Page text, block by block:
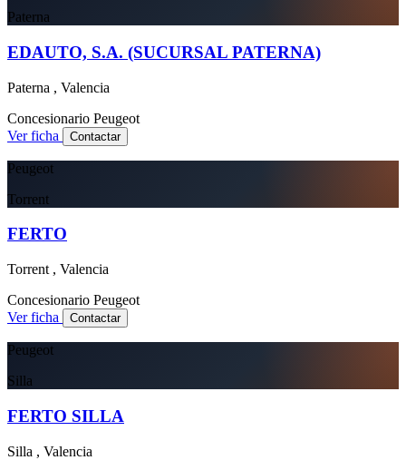
Paterna
EDAUTO, S.A. (SUCURSAL PATERNA)
Paterna , Valencia
Concesionario Peugeot
Ver ficha
Contactar
Peugeot
Torrent
FERTO
Torrent , Valencia
Concesionario Peugeot
Ver ficha
Contactar
Peugeot
Silla
FERTO SILLA
Silla , Valencia